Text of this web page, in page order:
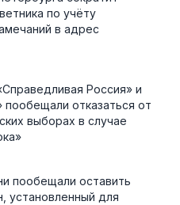
по учёту
в адрес
Россия» и
отказаться от
выборах в случае
пообещали оставить
установленный для